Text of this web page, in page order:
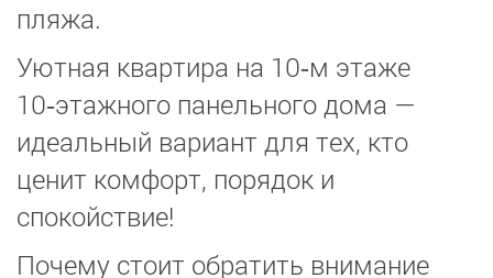
пляжа.
Уютная квартира на 10‑м этаже
10‑этажного панельного дома —
идеальный вариант для тех, кто
ценит комфорт, порядок и
спокойствие!
Почему стоит обратить внимание